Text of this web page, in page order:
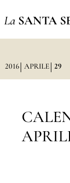
La SANTA
2016 APRILE 29